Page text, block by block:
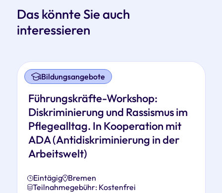
Das könnte Sie auch
interessieren
Bildungsangebote
Führungskräfte-Workshop:
Diskriminierung und Rassismus im
Pflegealltag. In Kooperation mit
ADA (Antidiskriminierung in der
Arbeitswelt)
Eintägig Bremen
Teilnahmegebühr: Kostenfrei